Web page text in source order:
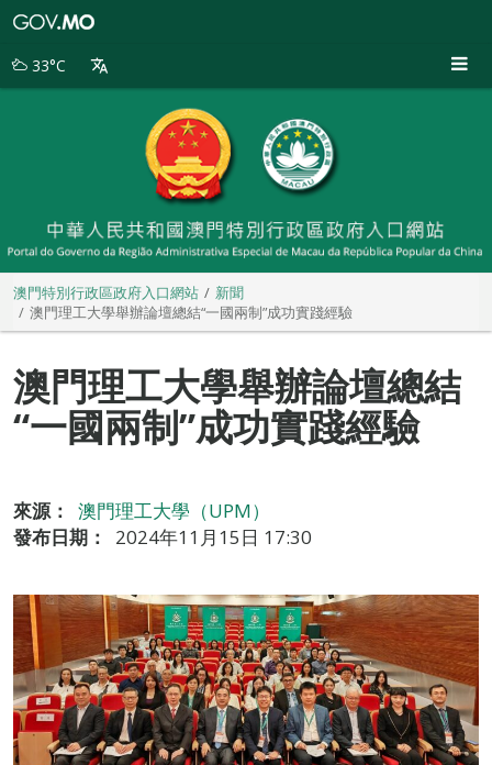
別
33°C
澳門特別行政區政府入口網站
新聞
澳門理工大學舉辦論壇總結“一國兩制”成功實踐經驗
澳門理工大學舉辦論壇總結
“一國兩制”成功實踐經驗
來源：
澳門理工大學（UPM）
發布日期：
2024年11月15日 17:30